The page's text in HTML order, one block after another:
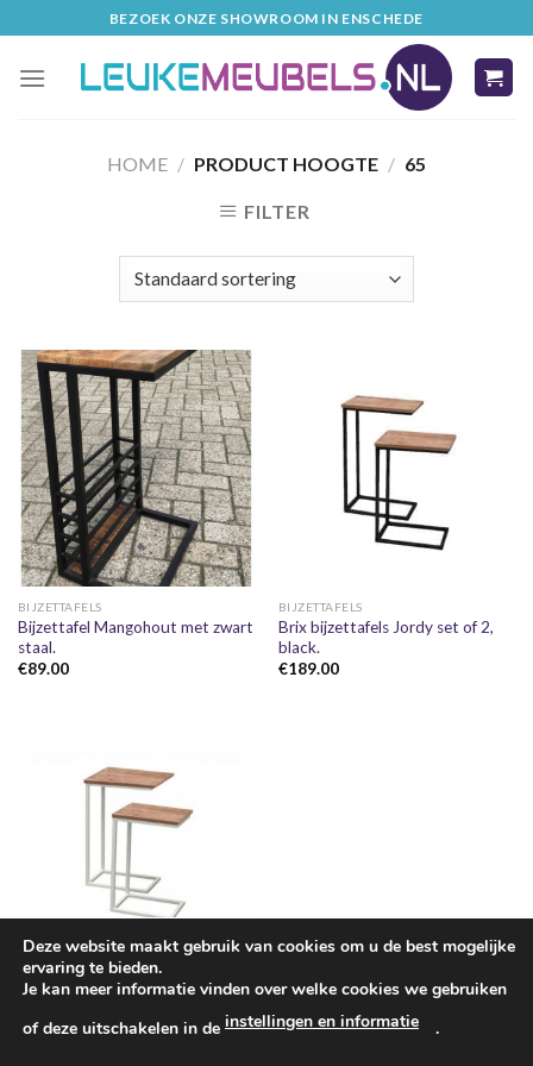
to
content
BEZOEK ONZE SHOWROOM IN ENSCHEDE
HOME / PRODUCT HOOGTE / 65
FILTER
BIJZETTAFELS
Bijzettafel Mangohout met zwart
staal.
€89.00
BIJZETTAFELS
Brix bijzettafels Jordy set of 2,
black.
€189.00
BIJZETTAFELS
Brix bijzettafels Jordy set of 2,
white.
Deze website maakt gebruik van cookies om u de best mogelijke
ervaring te bieden.
Je kan meer informatie vinden over welke cookies we gebruiken
of deze uitschakelen in de instellingen en informatie .